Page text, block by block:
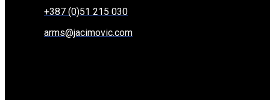
+387 (0)51 215 030
arms@jacimovic.com